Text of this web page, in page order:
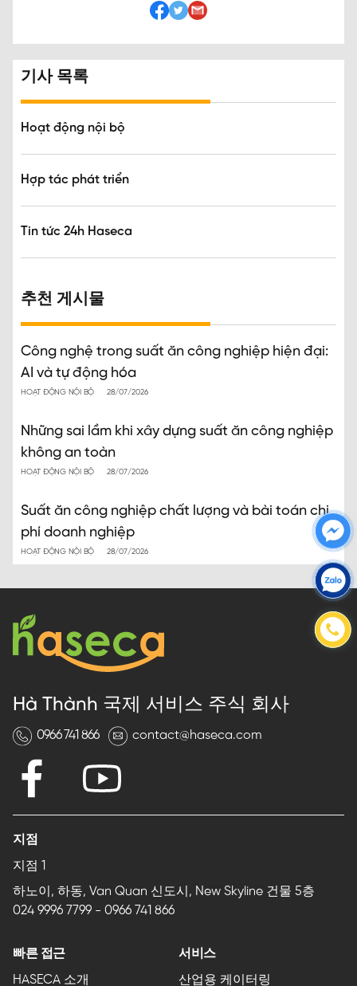
기사 목록
Hoạt động nội bộ
Hợp tác phát triển
Tin tức 24h Haseca
추천 게시물
Công nghệ trong suất ăn công nghiệp hiện đại:
AI và tự động hóa
HOẠT ĐỘNG NỘI BỘ 28/07/2026
Những sai lầm khi xây dựng suất ăn công nghiệp
không an toàn
HOẠT ĐỘNG NỘI BỘ 28/07/2026
Suất ăn công nghiệp chất lượng và bài toán chi
phí doanh nghiệp
HOẠT ĐỘNG NỘI BỘ 28/07/2026
Hà Thành 국제 서비스 주식 회사
0966 741 866 contact@haseca.com
지점
지점 1
하노이, 하동, Van Quan 신도시, New Skyline 건물 5층
024 9996 7799 - 0966 741 866
빠른 접근
HASECA 소개
서비스
산업용 케이터링